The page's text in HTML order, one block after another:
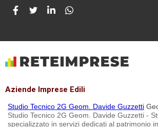
Aziende Imprese Edili
Studio Tecnico 2G Geom. Davide Guzzetti
Studio Tecnico 2G Geom. Davide Guzzetti -
specializzato in servizi dedicati al patrimonio